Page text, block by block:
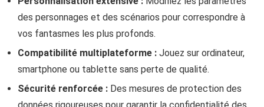
Personnalisation extensive :Modifiez les paramètres
des personnages et des scénarios pour correspondre à
Compatibilité multiplateforme :Jouez sur ordinateur,
Sécurité renforcée :Des mesures de protection des